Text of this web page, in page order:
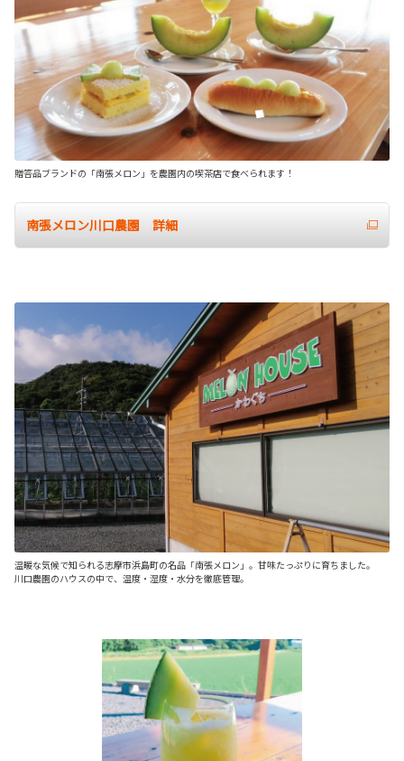
贈答品ブランドの「南張メロン」を農園内の喫茶店で食べられます！
南張メロン川口農園 詳細
温暖な気候で知られる志摩市浜島町の名品「南張メロン」。甘味たっぷりに育ちました。
川口農園のハウスの中で、温度・湿度・水分を徹底管理。